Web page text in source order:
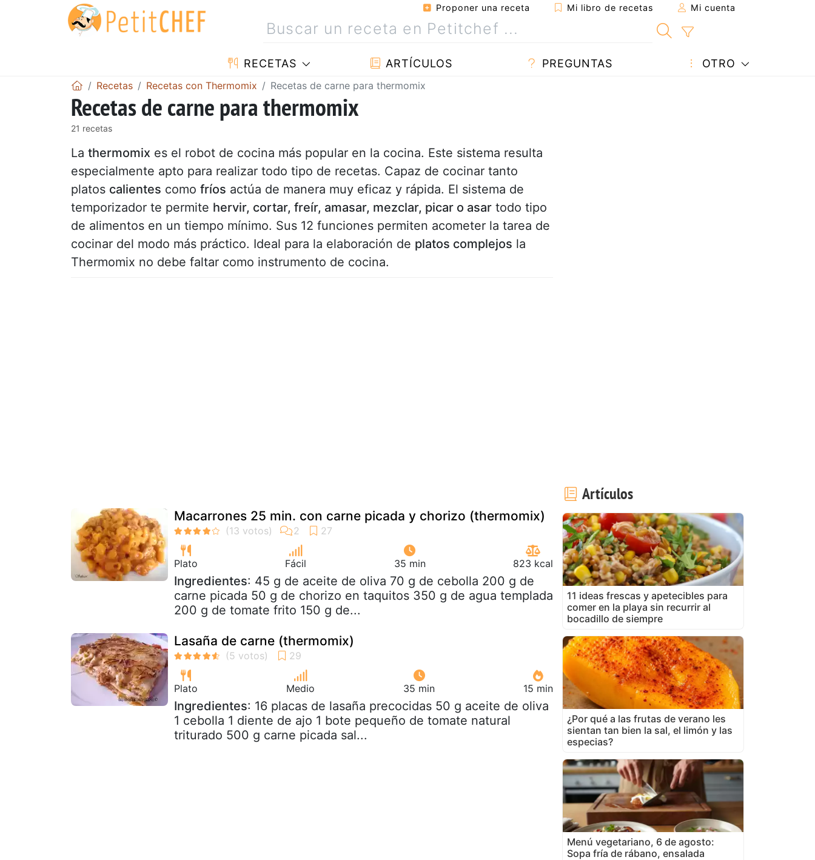
Proponer una receta Mi libro de recetas Mi cuenta
RECETAS ARTÍCULOS PREGUNTAS OTRO
Recetas Recetas con Thermomix Recetas de carne para thermomix
Recetas de carne para thermomix
21 recetas
La thermomix es el robot de cocina más popular en la cocina. Este sistema resulta
especialmente apto para realizar todo tipo de recetas. Capaz de cocinar tanto
platos calientes como fríos actúa de manera muy eficaz y rápida. El sistema de
temporizador te permite hervir, cortar, freír, amasar, mezclar, picar o asar todo tipo
de alimentos en un tiempo mínimo. Sus 12 funciones permiten acometer la tarea de
cocinar del modo más práctico. Ideal para la elaboración de platos complejos la
Thermomix no debe faltar como instrumento de cocina.
Macarrones 25 min. con carne picada y chorizo (thermomix)
Plato Fácil 35 min 823 kcal
Ingredientes: 45 g de aceite de oliva 70 g de cebolla 200 g de
carne picada 50 g de chorizo en taquitos 350 g de agua templada
200 g de tomate frito 150 g de...
Lasaña de carne (thermomix)
Plato Medio 35 min 15 min
Ingredientes: 16 placas de lasaña precocidas 50 g aceite de oliva
1 cebolla 1 diente de ajo 1 bote pequeño de tomate natural
triturado 500 g carne picada sal...
Artículos
11 ideas frescas y apetecibles para
comer en la playa sin recurrir al
bocadillo de siempre
¿Por qué a las frutas de verano les
sientan tan bien la sal, el limón y las
especias?
Menú vegetariano, 6 de agosto:
Sopa fría de rábano, ensalada